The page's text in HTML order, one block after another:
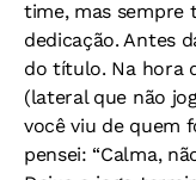
time, mas sempre
dedicação. Antes
do título. Na hora
(lateral que não
você viu de quem
pensei: “Calma,